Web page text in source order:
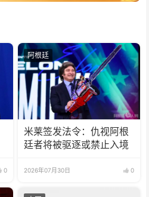
0
阿根廷
米莱签发法令：仇视阿根
廷者将被驱逐或禁止入境
2026年07月30日 0